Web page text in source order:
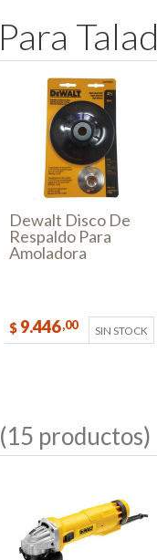
Para Talad
Dewalt Disco De
Respaldo Para
Amoladora
$ 9.446,00 SIN STOCK
(15 productos)